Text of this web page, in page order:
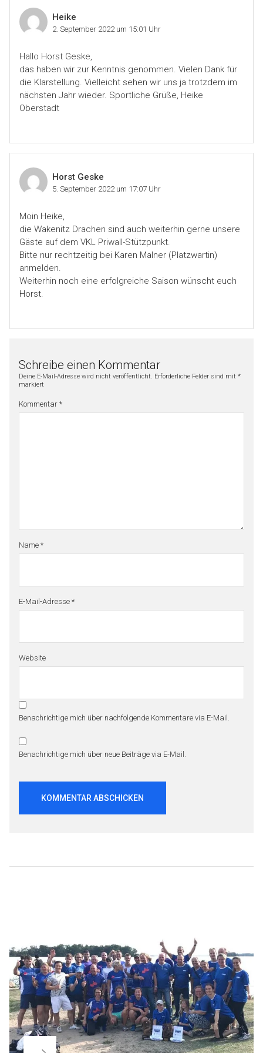
Heike
2. September 2022 um 15:01 Uhr
Hallo Horst Geske,
das haben wir zur Kenntnis genommen. Vielen Dank für
die Klarstellung. Vielleicht sehen wir uns ja trotzdem im
nächsten Jahr wieder. Sportliche Grüße, Heike
Oberstadt
Horst Geske
5. September 2022 um 17:07 Uhr
Moin Heike,
die Wakenitz Drachen sind auch weiterhin gerne unsere
Gäste auf dem VKL Priwall-Stützpunkt.
Bitte nur rechtzeitig bei Karen Malner (Platzwartin)
anmelden.
Weiterhin noch eine erfolgreiche Saison wünscht euch
Horst.
Schreibe einen Kommentar
Deine E-Mail-Adresse wird nicht veröffentlicht. Erforderliche Felder sind mit *
markiert
Kommentar *
Name *
E-Mail-Adresse *
Website
Benachrichtige mich über nachfolgende Kommentare via E-Mail.
Benachrichtige mich über neue Beiträge via E-Mail.